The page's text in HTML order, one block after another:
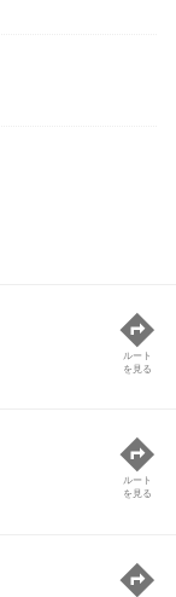
ルート
を見る
ルート
を見る